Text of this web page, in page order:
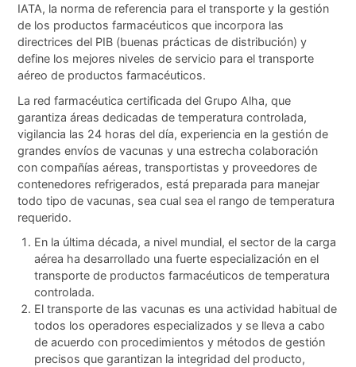
IATA, la norma de referencia para el transporte y la gestión
de los productos farmacéuticos que incorpora las
directrices del PIB (buenas prácticas de distribución) y
define los mejores niveles de servicio para el transporte
aéreo de productos farmacéuticos.
La red farmacéutica certificada del Grupo Alha, que
garantiza áreas dedicadas de temperatura controlada,
vigilancia las 24 horas del día, experiencia en la gestión de
grandes envíos de vacunas y una estrecha colaboración
con compañías aéreas, transportistas y proveedores de
contenedores refrigerados, está preparada para manejar
todo tipo de vacunas, sea cual sea el rango de temperatura
requerido.
En la última década, a nivel mundial, el sector de la carga
aérea ha desarrollado una fuerte especialización en el
transporte de productos farmacéuticos de temperatura
controlada.
El transporte de las vacunas es una actividad habitual de
todos los operadores especializados y se lleva a cabo
de acuerdo con procedimientos y métodos de gestión
precisos que garantizan la integridad del producto,